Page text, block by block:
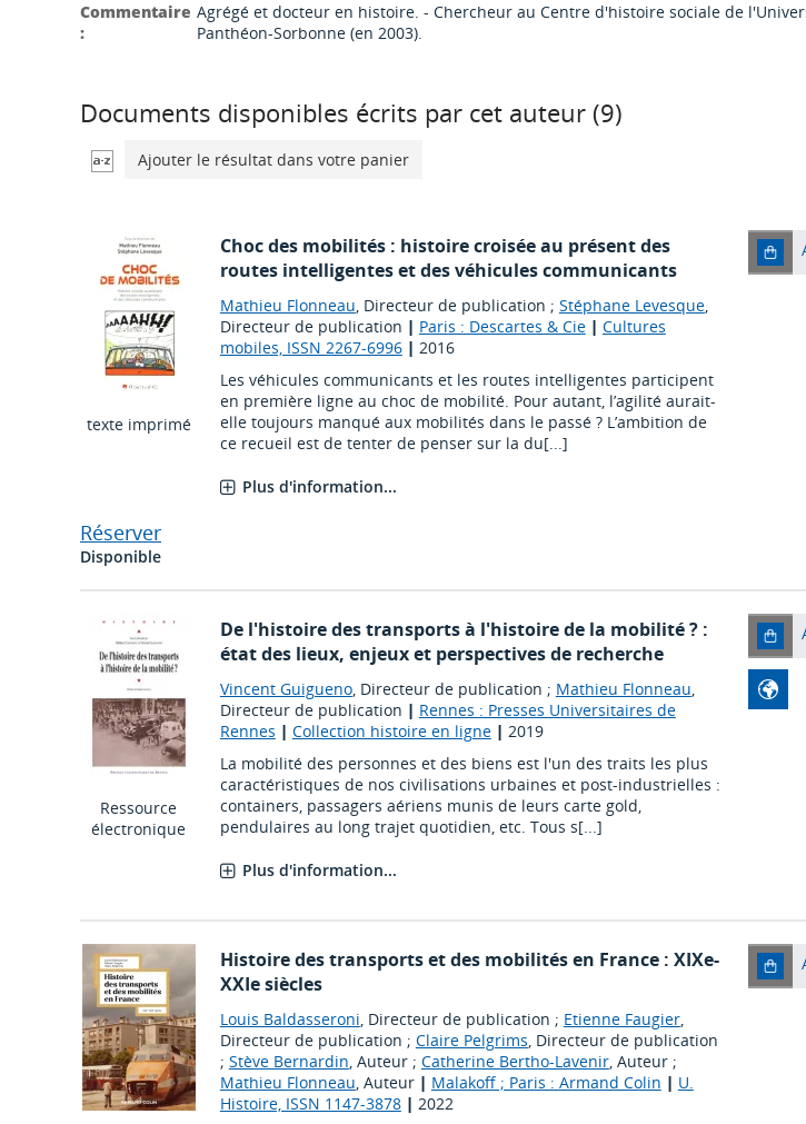
Commentaire
:
Agrégé et docteur en histoire. - Chercheur au Centre d'histoire sociale de
Panthéon-Sorbonne (en 2003).
Documents disponibles écrits par cet auteur (9)
Ajouter le résultat dans votre panier
texte imprimé
Choc des mobilités : histoire croisée au présent des
routes intelligentes et des véhicules communicants
Mathieu Flonneau, Directeur de publication ; Stéphane Levesque,
Directeur de publication | Paris : Descartes & Cie| Cultures
mobiles, ISSN 2267-6996| 2016
Les véhicules communicants et les routes intelligentes participent
en première ligne au choc de mobilité. Pour autant, l’agilité aurait-
elle toujours manqué aux mobilités dans le passé ? L’ambition de
ce recueil est de tenter de penser sur la du[...]
Plus d'information...
Réserver
Disponible
Ressource
électronique
De l'histoire des transports à l'histoire de la mobilité ? :
état des lieux, enjeux et perspectives de recherche
Vincent Guigueno, Directeur de publication ; Mathieu Flonneau,
Directeur de publication | Rennes : Presses Universitaires de
Rennes | Collection histoire en ligne| 2019
La mobilité des personnes et des biens est l'un des traits les plus
caractéristiques de nos civilisations urbaines et post-industrielles :
containers, passagers aériens munis de leurs carte gold,
pendulaires au long trajet quotidien, etc. Tous s[...]
Plus d'information...
Histoire des transports et des mobilités en France : XIXe-
XXIe siècles
Louis Baldasseroni, Directeur de publication ; Etienne Faugier,
Directeur de publication ; Claire Pelgrims, Directeur de publication
; Stève Bernardin, Auteur ; Catherine Bertho-Lavenir, Auteur ;
Mathieu Flonneau, Auteur | Malakoff ; Paris : Armand Colin | U.
Histoire, ISSN 1147-3878| 2022